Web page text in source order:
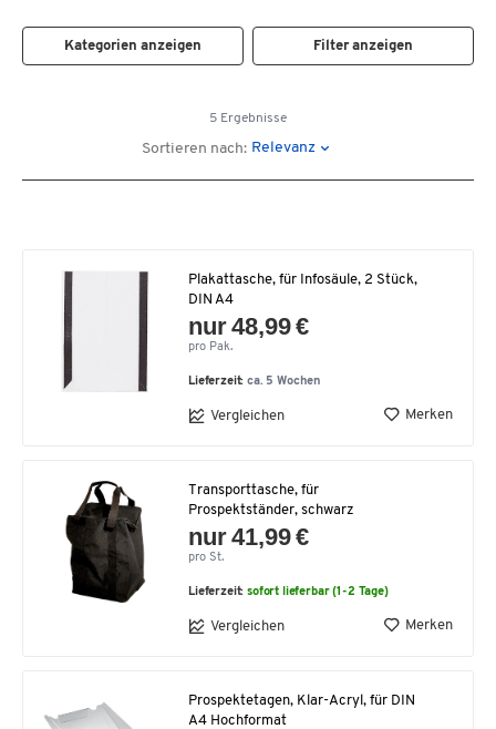
Kategorien anzeigen Filter anzeigen
5 Ergebnisse
Sortieren nach: Relevanz
Plakattasche, für Infosäule, 2 Stück,
DIN A4
nur 48,99 €
pro Pak.
Lieferzeit:ca. 5 Wochen
Vergleichen Merken
Transporttasche, für
Prospektständer, schwarz
nur 41,99 €
pro St.
Lieferzeit:sofort lieferbar (1-2 Tage)
Vergleichen Merken
Prospektetagen, Klar-Acryl, für DIN
A4 Hochformat